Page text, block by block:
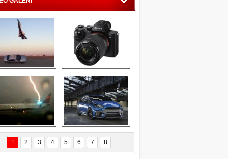
KÖYATASI
Vatan !
Savaş uçağı
pilotundan
muhteşem gösteri
Sony Alpha 7R II ön
inceleme
Delta uçağına
yıldırım çarptı
Ford Focus RS
(2015)
1 2 3 4 5 6 7 8